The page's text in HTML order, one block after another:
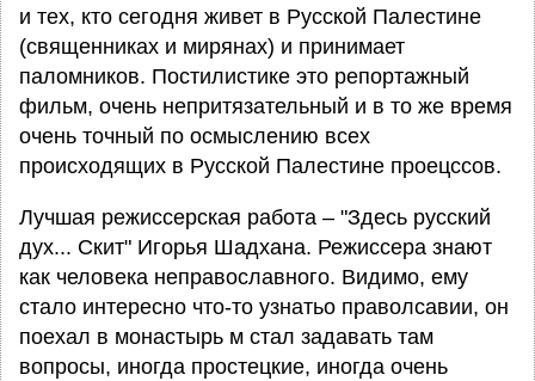
и тех, кто сегодня живет в Русской Палестине
(священниках и мирянах) и принимает
паломников. Постилистике это репортажный
фильм, очень непритязательный и в то же время
очень точный по осмыслению всех
происходящих в Русской Палестине проецссов.
Лучшая режиссерская работа – "Здесь русский
дух... Скит" Игорья Шадхана. Режиссера знают
как человека неправославного. Видимо, ему
стало интересно что-то узнатьо праволсавии, он
поехал в монастырь м стал задавать там
вопросы, иногда простецкие, иногда очень